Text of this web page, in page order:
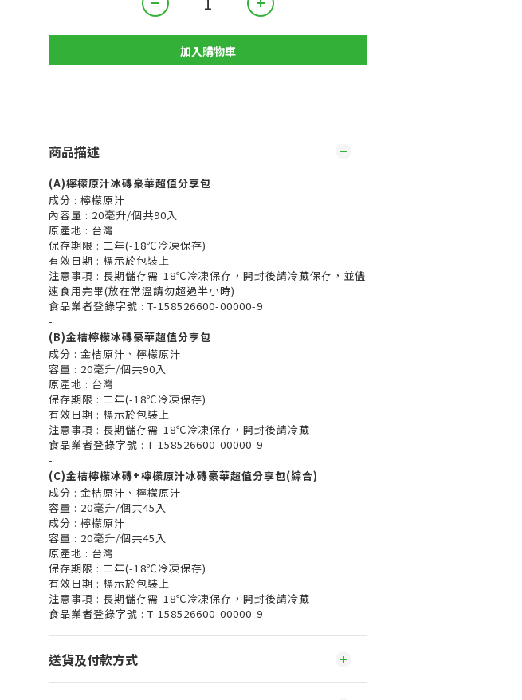
加入購物車
商品描述
(A)檸檬原汁冰磚豪華超值分享包
成分 : 檸檬原汁
內容量 : 20毫升/個共90入
原產地 : 台灣
保存期限 : 二年(-18℃冷凍保存)
有效日期 : 標示於包裝上
注意事項 : 長期儲存需-18℃冷凍保存，開封後請冷藏保存，並儘
速食用完畢(放在常溫請勿超過半小時)
食品業者登錄字號 : T-158526600-00000-9
-
(B)金桔檸檬冰磚豪華超值分享包
成分 : 金桔原汁、檸檬原汁
容量 : 20毫升/個共90入
原產地 : 台灣
保存期限 : 二年(-18℃冷凍保存)
有效日期 : 標示於包裝上
注意事項 : 長期儲存需-18℃冷凍保存，開封後請冷藏
食品業者登錄字號 : T-158526600-00000-9
-
(C)金桔檸檬冰磚+檸檬原汁冰磚豪華超值分享包(綜合)
成分 : 金桔原汁、檸檬原汁
容量 : 20毫升/個共45入
成分 : 檸檬原汁
容量 : 20毫升/個共45入
原產地 : 台灣
保存期限 : 二年(-18℃冷凍保存)
有效日期 : 標示於包裝上
注意事項 : 長期儲存需-18℃冷凍保存，開封後請冷藏
食品業者登錄字號 : T-158526600-00000-9
送貨及付款方式